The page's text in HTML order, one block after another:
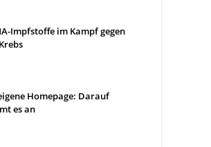
Impfstoffe im Kampf gegen
Homepage: Darauf
es an